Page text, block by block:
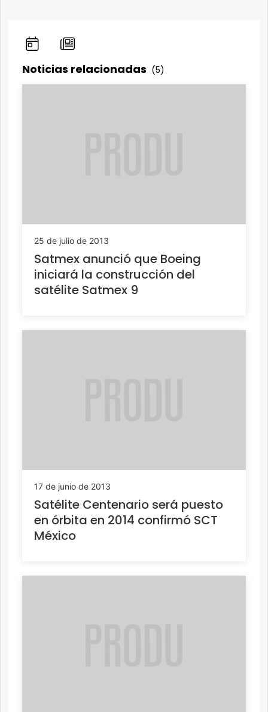
Noticias relacionadas (5)
25 de julio de 2013
Satmex anunció que Boeing
iniciará la construcción del
satélite Satmex 9
17 de junio de 2013
Satélite Centenario será puesto
en órbita en 2014 confirmó SCT
México